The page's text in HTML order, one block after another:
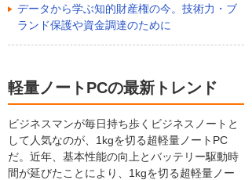
データから学ぶ知的財産権の今。技術力・ブ
ランド保護や資金調達のために
軽量ノートPCの最新トレンド
ビジネスマンが毎日持ち歩くビジネスノートと
して人気なのが、1kgを切る超軽量ノートPC
だ。近年、基本性能の向上とバッテリー駆動時
間が延びたことにより、1kgを切る超軽量ノー